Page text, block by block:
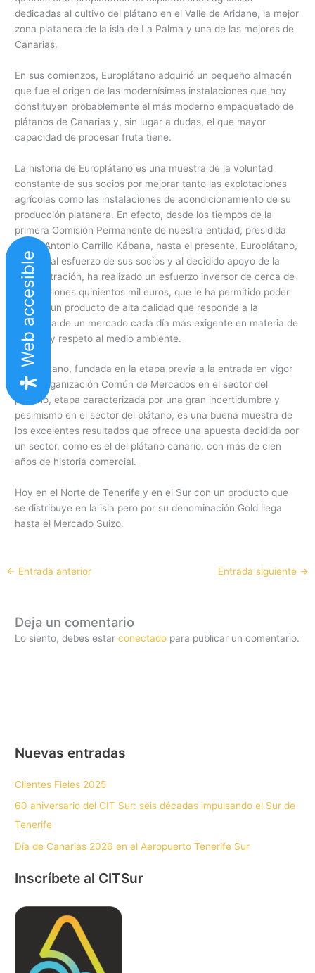
dedicadas al cultivo del plátano en el Valle de Aridane, la mejor
zona platanera de la isla de La Palma y una de las mejores de
Canarias.
En sus comienzos, Europlátano adquirió un pequeño almacén
que fue el origen de las modernísimas instalaciones que hoy
constituyen probablemente el más moderno empaquetado de
plátanos de Canarias y, sin lugar a dudas, el que mayor
capacidad de procesar fruta tiene.
La historia de Europlátano es una muestra de la voluntad
constante de sus socios por mejorar tanto las explotaciones
agrícolas como las instalaciones de acondicionamiento de su
producción platanera. En efecto, desde los tiempos de la
primera Comisión Permanente de nuestra entidad, presidida
por D. Antonio Carrillo Kábana, hasta el presente, Europlátano,
gracias al esfuerzo de sus socios y al decidido apoyo de la
Administración, ha realizado un esfuerzo inversor de cerca de
siete millones quinientos mil euros, que le ha permitido poder
ofrecer un producto de alta calidad que responde a la
demanda de un mercado cada día más exigente en materia de
calidad y respeto al medio ambiente.
Europlátano, fundada en la etapa previa a la entrada en vigor
de la Organización Común de Mercados en el sector del
plátano, etapa caracterizada por una gran incertidumbre y
pesimismo en el sector del plátano, es una buena muestra de
los excelentes resultados que ofrece una apuesta decidida por
un sector, como es el del plátano canario, con más de cien
años de historia comercial.
Hoy en el Norte de Tenerife y en el Sur con un producto que
se distribuye en la isla pero por su denominación Gold llega
hasta el Mercado Suizo.
← Entrada anterior Entrada siguiente →
Deja un comentario
Lo siento, debes estarconectado para publicar un comentario.
Nuevas entradas
Clientes Fieles 2025
60 aniversario del CIT Sur: seis décadas impulsando el Sur de
Tenerife
Día de Canarias 2026 en el Aeropuerto Tenerife Sur
Inscríbete al CITSur
Web accesible